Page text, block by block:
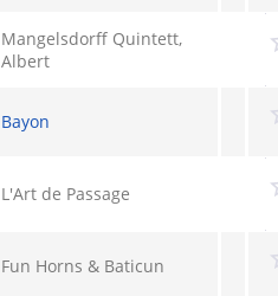
Mangelsdorff Quintett,
Albert
Bayon
L'Art de Passage
Fun Horns & Baticun